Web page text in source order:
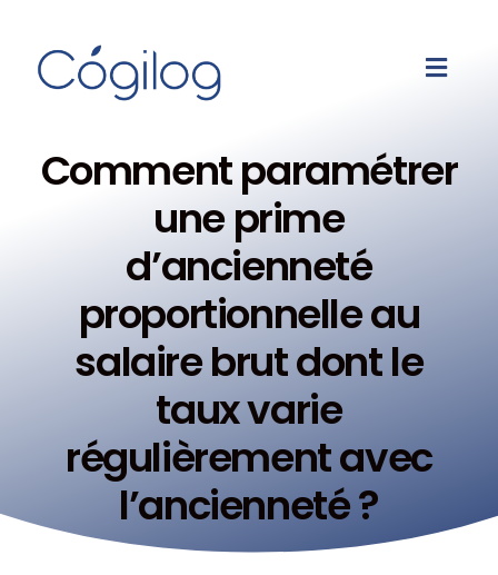
Comment paramétrer
une prime
d’ancienneté
proportionnelle au
salaire brut dont le
taux varie
régulièrement avec
l’ancienneté ?